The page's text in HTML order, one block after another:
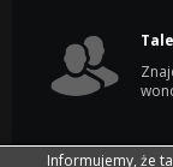
Informujemy, że